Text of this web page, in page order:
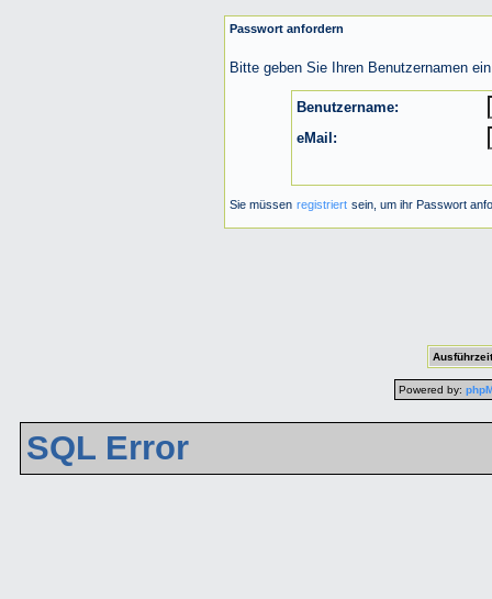
Passwort anfordern
Bitte geben Sie Ihren Benutzernamen
Benutzername:
eMail:
Sie müssen registriert sein, um ihr Passwort
Powered by:
SQL Error